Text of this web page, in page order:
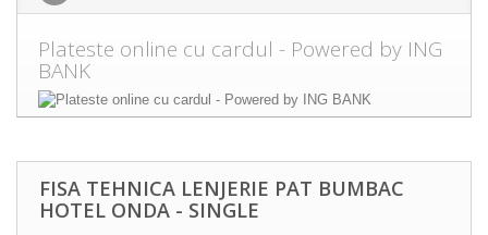
Plateste online cu cardul - Powered by ING
BANK
FISA TEHNICA LENJERIE PAT BUMBAC
HOTEL ONDA - SINGLE